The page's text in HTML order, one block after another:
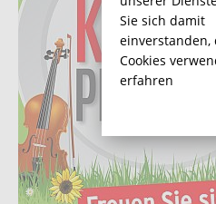
Sie sich damit
einverstanden,
Cookies
erfahren